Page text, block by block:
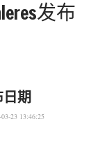
发布
期
23 13:46:25